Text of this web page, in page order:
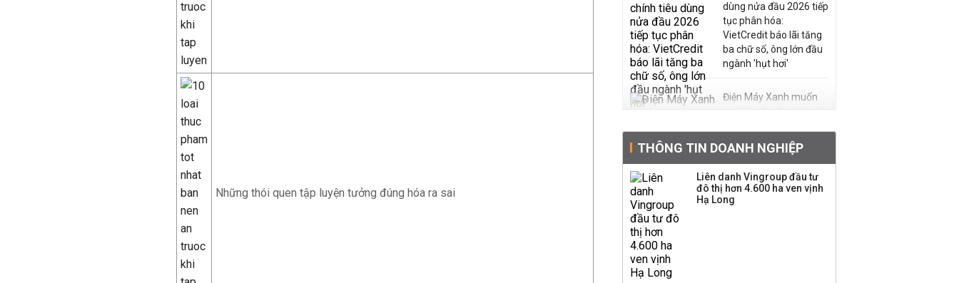
Những thói quen tập luyện tưởng đúng hóa ra sai
dùng nửa đầu 2026 tiếp
tục phân hóa:
VietCredit báo lãi tăng
ba chữ số, ông lớn đầu
ngành 'hụt hơi'
Điện Máy Xanh muốn
phát hành cổ phiếu với
Sau nhịp điều chỉnh
mạnh, CTCK nhìn thấy
cơ hội ở nhóm cổ phiếu
THÔNG TIN DOANH NGHIỆP
Liên danh Vingroup đầu tư
đô thị hơn 4.600 ha ven vịnh
Hạ Long